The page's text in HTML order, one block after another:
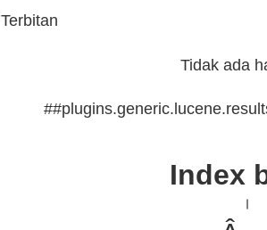
Terbitan
Tidak ada
Index